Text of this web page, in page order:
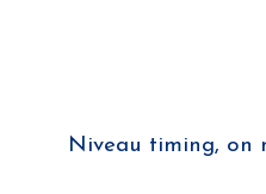
Niveau timing, on